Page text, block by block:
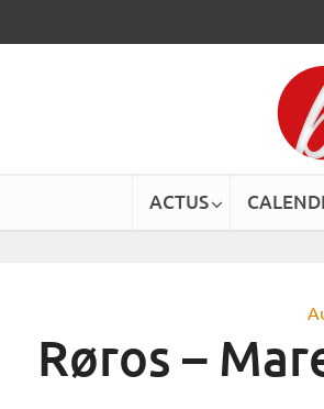
ACTUS
Røros –